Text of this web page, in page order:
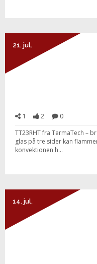
21. jul.
1 2 0
TT23RHT fra TermaTech –
glas på tre sider kan
konvektionen h...
14. jul.